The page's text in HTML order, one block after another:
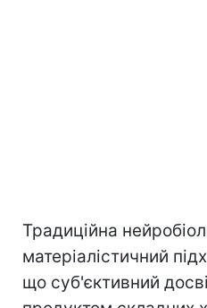
Традиційна
матеріалістичний
що суб'єктивний